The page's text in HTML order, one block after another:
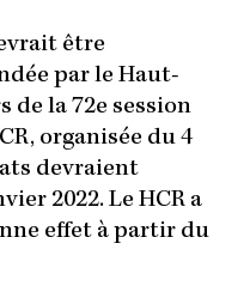
être
par le Haut-
de la 72e session
organisée du 4
devraient
2022. Le HCR a
effet à partir du